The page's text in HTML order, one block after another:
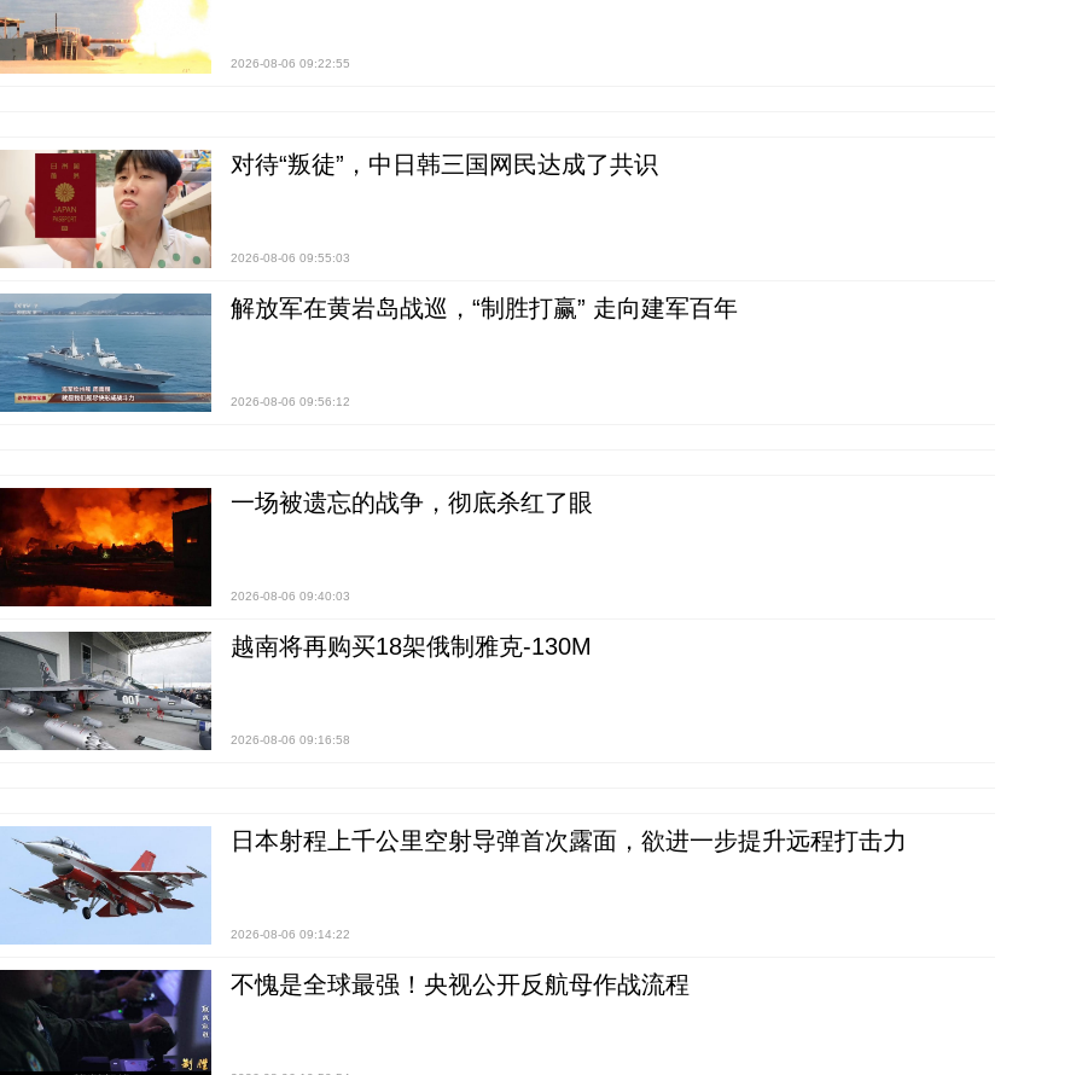
2026-08-06 09:22:55
对待“叛徒”，中日韩三国网民达成了共识
2026-08-06 09:55:03
解放军在黄岩岛战巡，“制胜打赢” 走向建军百年
2026-08-06 09:56:12
一场被遗忘的战争，彻底杀红了眼
2026-08-06 09:40:03
越南将再购买18架俄制雅克-130M
2026-08-06 09:16:58
日本射程上千公里空射导弹首次露面，欲进一步提升远程打击力
2026-08-06 09:14:22
不愧是全球最强！央视公开反航母作战流程